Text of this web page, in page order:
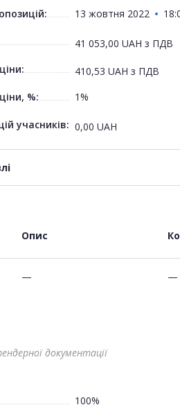
13 жовтня 2022
41 053,00 UAH з ПДВ
410,53 UAH з ПДВ
%:
1%
учасників: 0,00 UAH
Опис
— —
документації
100%